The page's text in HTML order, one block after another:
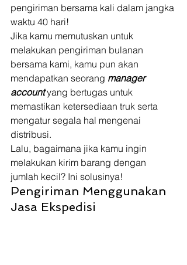
pengiriman bersama kali dalam jangka
waktu 40 hari!
Jika kamu memutuskan untuk
melakukan pengiriman bulanan
bersama kami, kamu pun akan
mendapatkan seorang manager
account yang bertugas untuk
memastikan ketersediaan truk serta
mengatur segala hal mengenai
distribusi.
Lalu, bagaimana jika kamu ingin
melakukan kirim barang dengan
jumlah kecil? Ini solusinya!
Pengiriman Menggunakan
Jasa Ekspedisi